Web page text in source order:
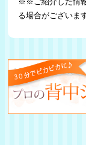
る場合がございます